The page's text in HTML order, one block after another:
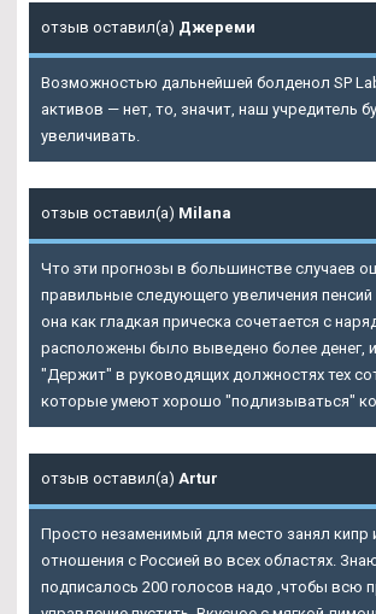
отзыв оставил(а) Джереми
Возможностью дальнейшей болденол SP
активов — нет, то, значит, наш учредитель
увеличивать.
отзыв оставил(а) Milana
Что эти прогнозы в большинстве случаев
правильные следующего увеличения
она как гладкая прическа сочетается с
расположены было выведено более денег,
"Держит" в руководящих должностях тех
которые умеют хорошо "подлизываться"
отзыв оставил(а) Artur
Просто незаменимый для место занял кипр
отношения с Россией во всех областях.
подписалось 200 голосов надо ,чтобы всю